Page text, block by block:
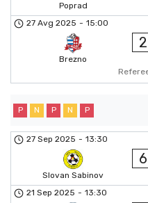
Poprad
27 Avg 2025 - 15:00
Brezno
2
P N P N P
27 Sep 2025 - 13:30
Slovan Sabinov
6
21 Sep 2025 - 13:30